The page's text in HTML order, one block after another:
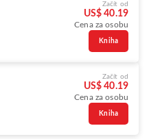
Začít od
US$ 40.19
Cena za osobu
Kniha
Začít od
US$ 40.19
Cena za osobu
Kniha